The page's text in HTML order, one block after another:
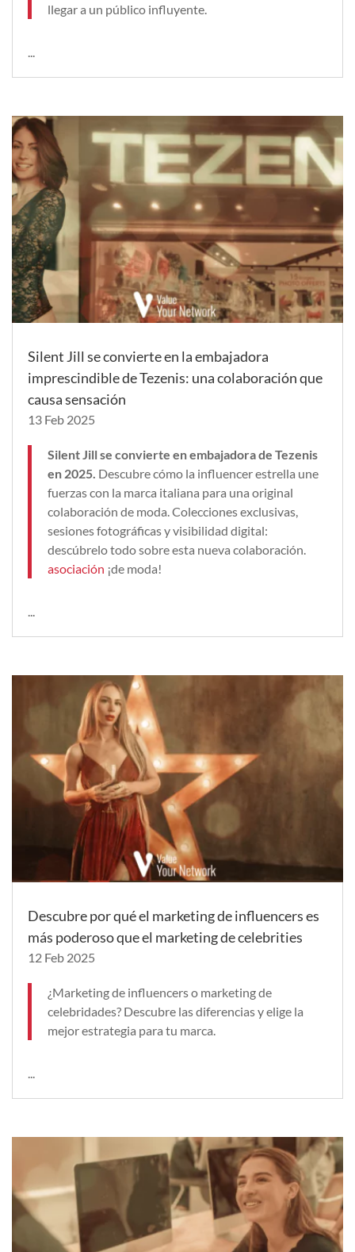
llegar a un público influyente.
Silent Jill se convierte en la embajadora
imprescindible de Tezenis: una colaboración que
causa sensación
13 Feb 2025
Silent Jill se convierte en embajadora de Tezenis
en 2025. Descubre cómo la influencer estrella une
fuerzas con la marca italiana para una original
colaboración de moda. Colecciones exclusivas,
sesiones fotográficas y visibilidad digital:
descúbrelo todo sobre esta nueva colaboración.
asociación ¡de moda!
...
Descubre por qué el marketing de influencers es
más poderoso que el marketing de celebrities
12 Feb 2025
¿Marketing de influencers o marketing de
celebridades? Descubre las diferencias y elige la
mejor estrategia para tu marca.
...